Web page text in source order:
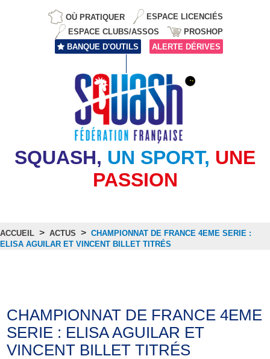
OÙ PRATIQUER
ESPACE LICENCIÉS
ESPACE CLUBS/ASSOS
PROSHOP
BANQUE D'OUTILS
ALERTE DÉRIVES
SQUASH, UN SPORT, UNE
PASSION
ACCUEIL > ACTUS > CHAMPIONNAT DE FRANCE 4EME SERIE :
ELISA AGUILAR ET VINCENT BILLET TITRÉS
CHAMPIONNAT DE FRANCE 4EME
SERIE : ELISA AGUILAR ET
VINCENT BILLET TITRÉS